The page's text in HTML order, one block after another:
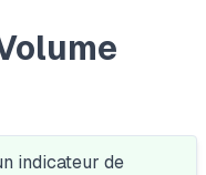
indicateur de